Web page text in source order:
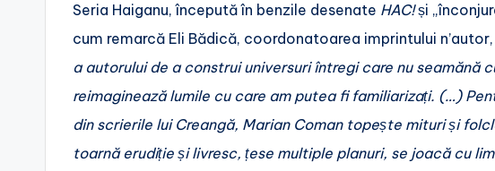
Seria Haiganu, începută în benzile desenate HAC!și
cum remarcă Eli Bădică, coordonatoarea imprintului n’autor,
a autorului de a construi universuri întregi care nu seamănă
reimaginează lumile cu care am putea fi familiarizați. (…)
din scrierile lui Creangă, Marian Coman topește mituri și
toarnă erudiție și livresc, țese multiple planuri, se joacă cu